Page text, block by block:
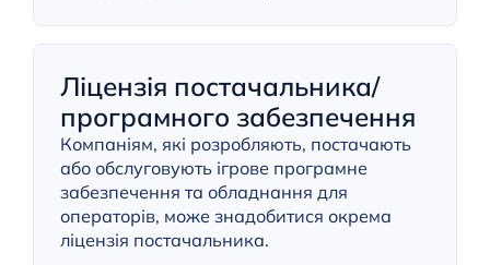
Ліцензія постачальника/
програмного забезпечення
Компаніям, які розробляють, постачають
або обслуговують ігрове програмне
забезпечення та обладнання для
операторів, може знадобитися окрема
ліцензія постачальника.